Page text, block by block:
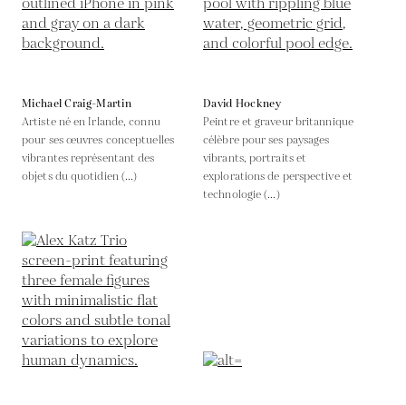
Michael Craig-Martin
Artiste né en Irlande, connu
pour ses œuvres conceptuelles
vibrantes représentant des
objets du quotidien (...)
David Hockney
Peintre et graveur britannique
célèbre pour ses paysages
vibrants, portraits et
explorations de perspective et
technologie (...)